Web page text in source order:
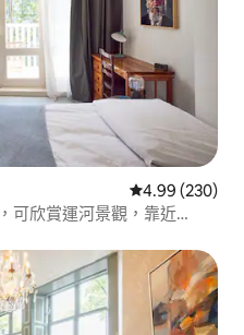
從 230 則評價
4.99 (230)
可欣賞運河景觀，靠近